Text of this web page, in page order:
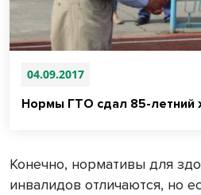
04.09.2017
Нормы ГТО сдал 85-летний
Конечно, нормативы для
инвалидов отличаются, но